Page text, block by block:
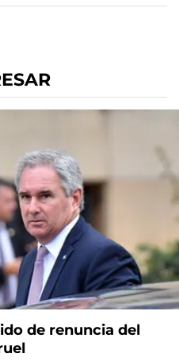
de renuncia del